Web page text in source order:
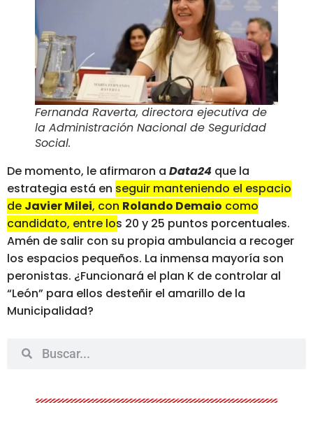
Fernanda Raverta, directora ejecutiva de
la Administración Nacional de Seguridad
Social.
De momento, le afirmaron a Data24 que la
estrategia está en seguir manteniendo el espacio
de Javier Milei, con Rolando Demaio como
candidato, entre los 20 y 25 puntos porcentuales.
Amén de salir con su propia ambulancia a recoger
los espacios pequeños. La inmensa mayoría son
peronistas. ¿Funcionará el plan K de controlar al
“León” para ellos desteñir el amarillo de la
Municipalidad?